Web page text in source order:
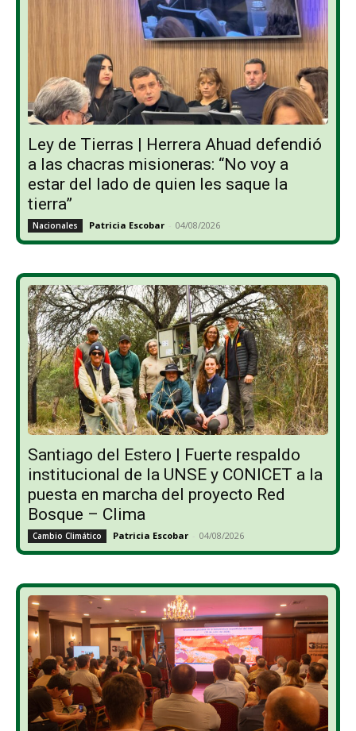
Ley de Tierras | Herrera Ahuad defendió
a las chacras misioneras: “No voy a
estar del lado de quien les saque la
tierra”
Nacionales Patricia Escobar - 04/08/2026
Santiago del Estero | Fuerte respaldo
institucional de la UNSE y CONICET a la
puesta en marcha del proyecto Red
Bosque – Clima
Cambio Climático Patricia Escobar - 04/08/2026